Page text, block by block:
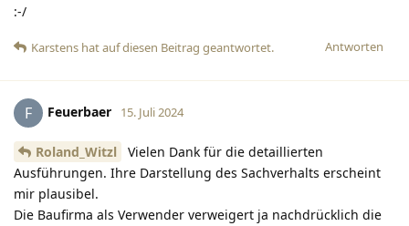
:-/
Antworten
Karstens hatauf diesen Beitrag geantwortet.
F Feuerbaer 15. Juli 2024
Roland_Witzl
Vielen Dank für die detaillierten
Ausführungen. Ihre Darstellung des Sachverhalts erscheint
mir plausibel.
Die Baufirma als Verwender verweigert ja nachdrücklich die